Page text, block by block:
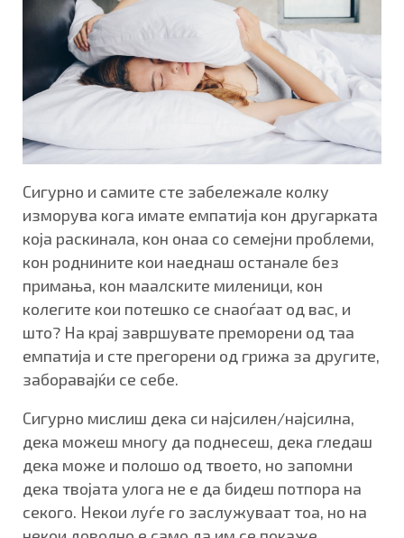
Сигурно и самите сте забележале колку
изморува кога имате емпатија кон другарката
која раскинала, кон онаа со семејни проблеми,
кон роднините кои наеднаш останале без
примања, кон маалските миленици, кон
колегите кои потешко се снаоѓаат од вас, и
што? На крај завршувате преморени од таа
емпатија и сте прегорени од грижа за другите,
заборавајќи се себе.
Сигурно мислиш дека си најсилен/најсилна,
дека можеш многу да поднесеш, дека гледаш
дека може и полошо од твоето, но запомни
дека твојата улога не е да бидеш потпора на
секого. Некои луѓе го заслужуваат тоа, но на